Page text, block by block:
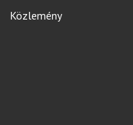
Közlemény